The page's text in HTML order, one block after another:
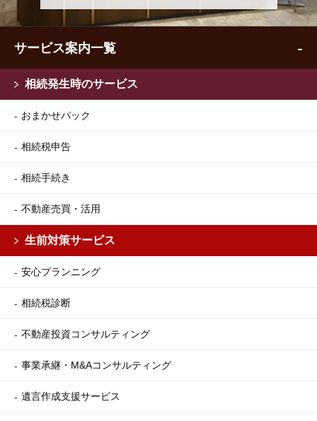
サービス案内一覧
相続発生時のサービス
おまかせパック
相続税申告
相続手続き
不動産売買・活用
生前対策サービス
安心プランニング
相続税診断
不動産投資コンサルティング
事業承継・M&Aコンサルティング
遺言作成支援サービス